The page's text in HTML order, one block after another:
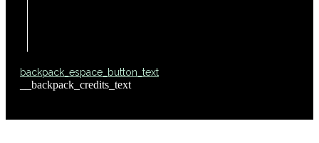
backpack_espace_button_text
__backpack_credits_text